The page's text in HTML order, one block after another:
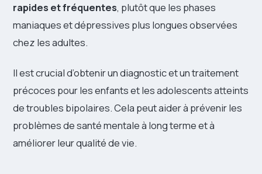
rapides et fréquentes, plutôt que les phases
maniaques et dépressives plus longues observées
chez les adultes.
Il est crucial d’obtenir un diagnostic et un traitement
précoces pour les enfants et les adolescents atteints
de troubles bipolaires. Cela peut aider à prévenir les
problèmes de santé mentale à long terme et à
améliorer leur qualité de vie.